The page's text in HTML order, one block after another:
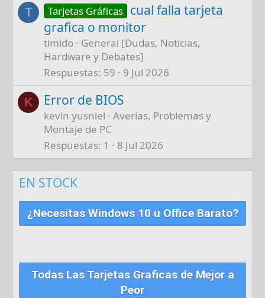
T Tarjetas Gráficas cual falla tarjeta
grafica o monitor
timido
General [Dudas, Noticias,
Hardware y Debates]
Respuestas 59 9 Jul 2026
K Error de BIOS
kevin yusniel
Averías, Problemas y
Montaje de PC
Respuestas 1 8 Jul 2026
EN STOCK
¿Necesitas Windows 10 u Office Barato?
Todas Las Tarjetas Graficas de Mejor a
Peor